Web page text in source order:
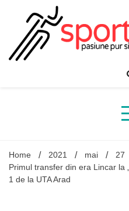
Home 2021 mai
27
Primul transfer din era Lincar la
1 de la UTA Arad